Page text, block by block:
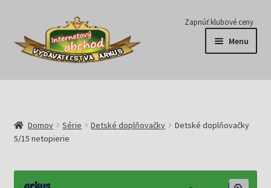
Preskočiť
navigáciu
Preskočiť
obsah
Zapnúť klubové ceny
Menu
Série
E-knihy
Predplatné
Domov Série Detské doplňovačky
Detské doplňovačky
5/15 netopierie